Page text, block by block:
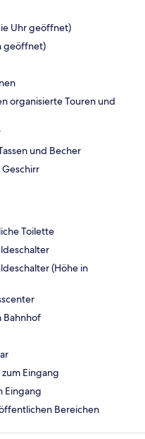
Uhr geöffnet)
geöffnet)
organisierte Touren und
und Becher
Toilette
(Höhe in
Bahnhof
Eingang
Eingang
Bereichen